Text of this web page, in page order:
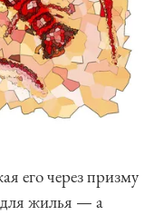
его через призму
для жилья — а